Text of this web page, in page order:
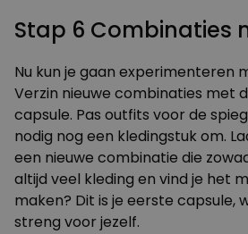
Stap 6 Combinaties
Nu kun je gaan experimenteren
Verzin nieuwe combinaties met
capsule. Pas outfits voor de
nodig nog een kledingstuk om.
een nieuwe combinatie die
altijd veel kleding en vind je het
maken? Dit is je eerste capsule,
streng voor jezelf.